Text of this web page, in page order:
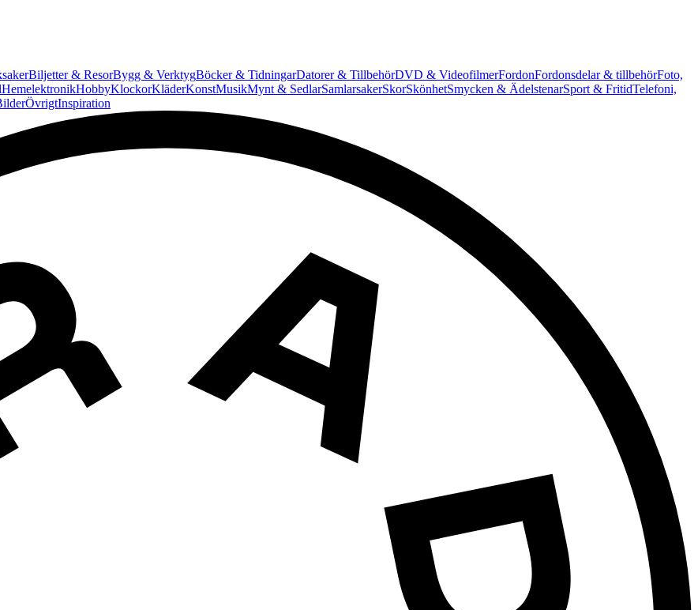
Biljetter & ResorBygg & VerktygBöcker & TidningarDatorer & TillbehörDVD & VideofilmerFordonFordonsdelar & tillbehörFoto,
HemelektronikHobbyKlockorKläderKonstMusikMynt & SedlarSamlarsakerSkorSkönhetSmycken & ÄdelstenarSport & FritidTelefoni,
ÖvrigtInspiration